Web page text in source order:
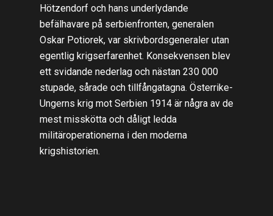
Hötzendorf och hans underlydande
befälhavare på serbienfronten, generalen
Oskar Potiorek, var skrivbordsgeneraler utan
egentlig krigserfarenhet. Konsekvensen blev
ett svidande nederlag och nästan 230 000
stupade, sårade och tillfångatagna. Österrike-
Ungerns krig mot Serbien 1914 är några av de
mest misskötta och dåligt ledda
militäroperationerna i den moderna
krigshistorien.